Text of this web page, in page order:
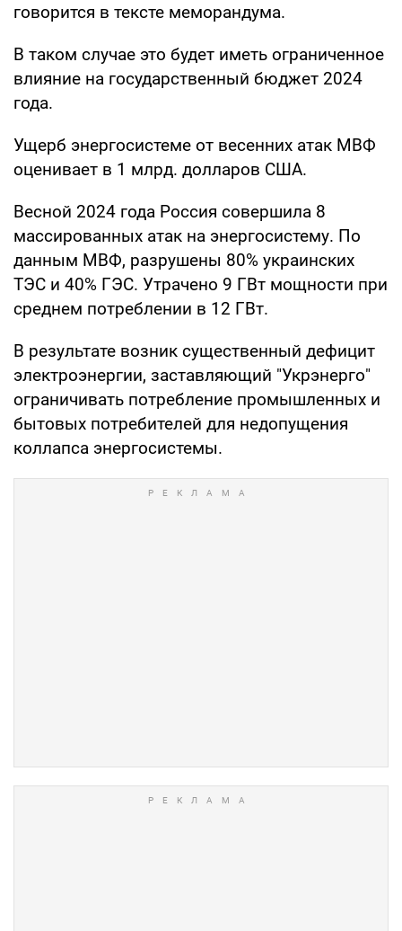
говорится в тексте меморандума.
В таком случае это будет иметь ограниченное
влияние на государственный бюджет 2024
года.
Ущерб энергосистеме от весенних атак МВФ
оценивает в 1 млрд. долларов США.
Весной 2024 года Россия совершила 8
массированных атак на энергосистему. По
данным МВФ, разрушены 80% украинских
ТЭС и 40% ГЭС. Утрачено 9 ГВт мощности при
среднем потреблении в 12 ГВт.
В результате возник существенный дефицит
электроэнергии, заставляющий "Укрэнерго"
ограничивать потребление промышленных и
бытовых потребителей для недопущения
коллапса энергосистемы.